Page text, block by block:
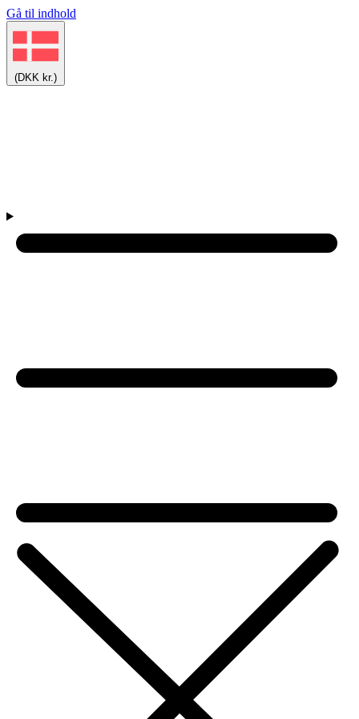
Gå til indhold
(DKK kr.)